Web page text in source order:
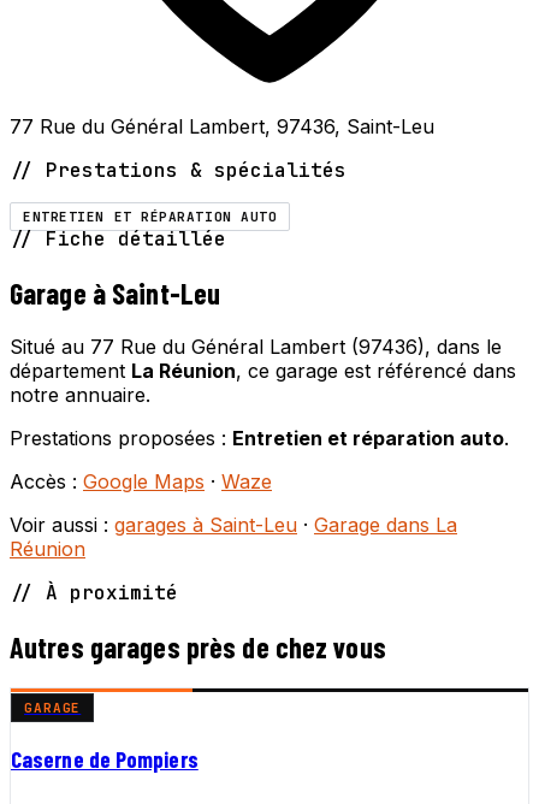
77 Rue du Général Lambert, 97436, Saint-Leu
// Prestations & spécialités
ENTRETIEN ET RÉPARATION AUTO
// Fiche détaillée
Garage à Saint-Leu
Situé au 77 Rue du Général Lambert (97436), dans le
département La Réunion, ce garage est référencé dans
notre annuaire.
Prestations proposées : Entretien et réparation auto.
Accès : Google Maps · Waze
Voir aussi : garages à Saint-Leu · Garage dans La
Réunion
// À proximité
Autres garages près de chez vous
GARAGE
Caserne de Pompiers